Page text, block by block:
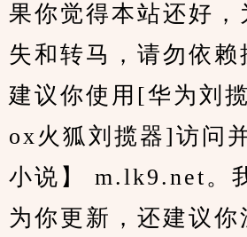
果你觉得本站还好，
失和转马，请勿依赖
建议你使用[华为刘
ox火狐刘揽器]访问
小说】 m.lk9.net。
为你更新，还建议你